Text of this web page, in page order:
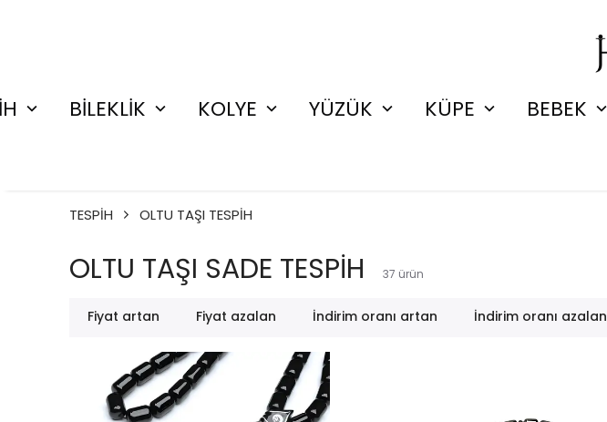
BİLEKLİK KOLYE YÜZÜK KÜPE BEBEK
TESPİH OLTU TAŞI TESPİH
OLTU TAŞI SADE TESPİH 37 ürün
Fiyat artan Fiyat azalan İndirim oranı artan İndirim oranı azalan